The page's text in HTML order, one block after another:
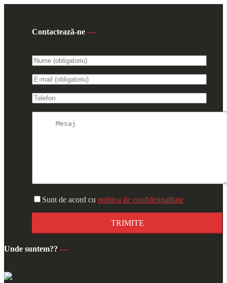
Contactează-ne —
Sunt de acord cu politica de confidențialitate
Unde suntem?? —